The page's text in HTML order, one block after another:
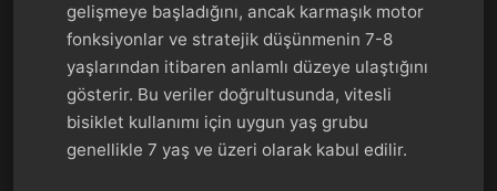
gelişmeye başladığını, ancak karmaşık motor
fonksiyonlar ve stratejik düşünmenin 7-8
yaşlarından itibaren anlamlı düzeye ulaştığını
gösterir. Bu veriler doğrultusunda, vitesli
bisiklet kullanımı için uygun yaş grubu
genellikle 7 yaş ve üzeri olarak kabul edilir.